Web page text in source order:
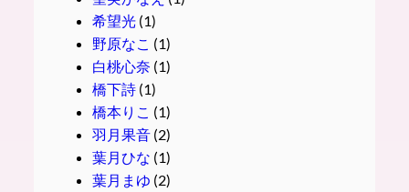
希望光(1)
野原なこ (1)
白桃心奈 (1)
橋下詩(1)
橋本りこ (1)
羽月果音(2)
葉月ひな (1)
葉月まゆ (2)